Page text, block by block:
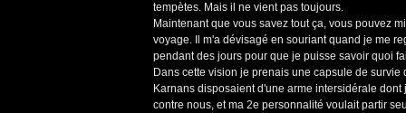
tempètes. Mais il ne vient pas toujours.
Maintenant que vous savez tout ça, vous pouvez
voyage. Il m'a dévisagé en souriant quand je me
pendant des jours pour que je puisse savoir quoi
Dans cette vision je prenais une capsule de
Karnans disposaient d'une arme intersidérale
contre nous, et ma 2e personnalité voulait partir